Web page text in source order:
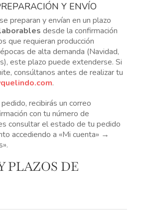
ACCESSOIRES
DE BIJOUX
NOS BIJOUX
LANGUE
Y ENVÍO
preparan y envían en un plazo
desde la confirmación
que requieran producción
de alta demanda (Navidad,
este plazo puede extenderse. Si
consúltanos antes de realizar tu
.
recibirás un correo
con tu número de
consultar el estado de tu pedido
accediendo a «Mi cuenta» →
PLAZOS DE
Coupeur et gaufreuse
géométrique avec forme
d'anneau, Optique No. 04B
9.00€ + AJOUTER